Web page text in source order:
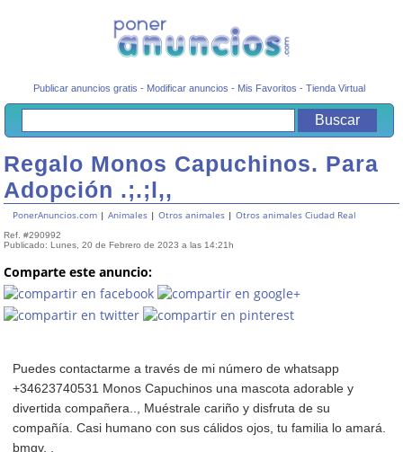
Publicar anuncios gratis - Modificar anuncios - Mis Favoritos -Tienda Virtual
Regalo Monos Capuchinos. Para
Adopción .;.;l,,
PonerAnuncios.com |Animales |Otros animales |Otros animales Ciudad Real
Ref. #290992
Publicado: Lunes, 20 de Febrero de 2023 a las 14:21h
Comparte este anuncio:
Puedes contactarme a través de mi número de whatsapp
+34623740531 Monos Capuchinos una mascota adorable y
divertida compañera.., Muéstrale cariño y disfruta de su
compañía. Casi humano con sus cálidos ojos, tu familia lo amará.
bmgv, ,